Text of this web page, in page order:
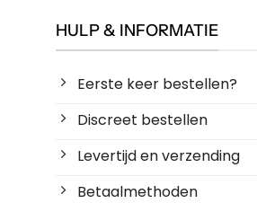
HULP & INFORMATIE
Eerste keer bestellen?
Discreet bestellen
Levertijd en verzending
Betaalmethoden